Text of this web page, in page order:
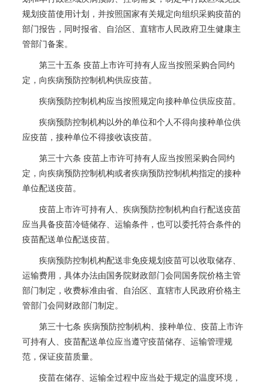
规划疫苗使用计划，并按照国家有关规定向组织采购疫苗的
部门报告，同时报省、自治区、直辖市人民政府卫生健康主
管部门备案。
第三十五条 疫苗上市许可持有人应当按照采购合同约
定，向疾病预防控制机构供应疫苗。
疾病预防控制机构应当按照规定向接种单位供应疫苗。
疾病预防控制机构以外的单位和个人不得向接种单位供
应疫苗，接种单位不得接收该疫苗。
第三十六条 疫苗上市许可持有人应当按照采购合同约
定，向疾病预防控制机构或者疾病预防控制机构指定的接种
单位配送疫苗。
疫苗上市许可持有人、疾病预防控制机构自行配送疫苗
应当具备疫苗冷链储存、运输条件，也可以委托符合条件的
疫苗配送单位配送疫苗。
疾病预防控制机构配送非免疫规划疫苗可以收取储存、
运输费用，具体办法由国务院财政部门会同国务院价格主管
部门制定，收费标准由省、自治区、直辖市人民政府价格主
管部门会同财政部门制定。
第三十七条 疾病预防控制机构、接种单位、疫苗上市许
可持有人、疫苗配送单位应当遵守疫苗储存、运输管理规
范，保证疫苗质量。
疫苗在储存、运输全过程中应当处于规定的温度环境，